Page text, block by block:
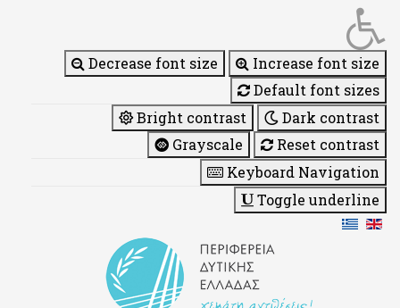
Decrease font size
Increase font size
Default font sizes
Bright contrast
Dark contrast
Grayscale
Reset contrast
Keyboard Navigation
Toggle underline